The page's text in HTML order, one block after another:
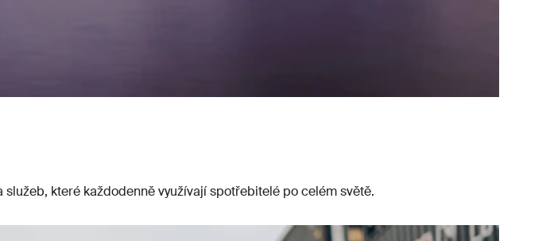
které každodenně využívají spotřebitelé po celém světě.